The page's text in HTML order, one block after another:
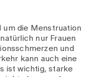
um die Menstruation
nur Frauen
und
kann auch eine
ist wichtig, starke